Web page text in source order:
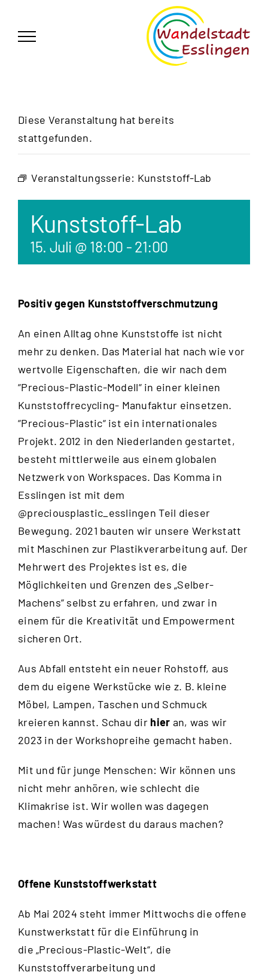
springen
Diese Veranstaltung hat bereits
stattgefunden.
Veranstaltungsserie: Kunststoff-Lab
Kunststoff-Lab
15. Juli @ 18:00 - 21:00
Positiv gegen Kunststoffverschmutzung
An einen Alltag ohne Kunststoffe ist nicht
mehr zu denken. Das Material hat nach wie vor
wertvolle Eigenschaften, die wir nach dem
“Precious-Plastic-Modell“ in einer kleinen
Kunststoffrecycling- Manufaktur einsetzen.
“Precious-Plastic“ ist ein internationales
Projekt. 2012 in den Niederlanden gestartet,
besteht mittlerweile aus einem globalen
Netzwerk von Workspaces. Das Komma in
Esslingen ist mit dem
@preciousplastic_esslingen Teil dieser
Bewegung. 2021 bauten wir unsere Werkstatt
mit Maschinen zur Plastikverarbeitung auf. Der
Mehrwert des Projektes ist es, die
Möglichkeiten und Grenzen des „Selber-
Machens“ selbst zu erfahren, und zwar in
einem für die Kreativität und Empowerment
sicheren Ort.
Aus Abfall entsteht ein neuer Rohstoff, aus
dem du eigene Werkstücke wie z. B. kleine
Möbel, Lampen, Taschen und Schmuck
kreieren kannst. Schau dir hier an, was wir
2023 in der Workshopreihe gemacht haben.
Mit und für junge Menschen: Wir können uns
nicht mehr anhören, wie schlecht die
Klimakrise ist. Wir wollen was dagegen
machen! Was würdest du daraus machen?
Offene Kunststoffwerkstatt
Ab Mai 2024 steht immer Mittwochs die offene
Kunstwerkstatt für die Einführung in
die „Precious-Plastic-Welt“, die
Kunststoffverarbeitung und